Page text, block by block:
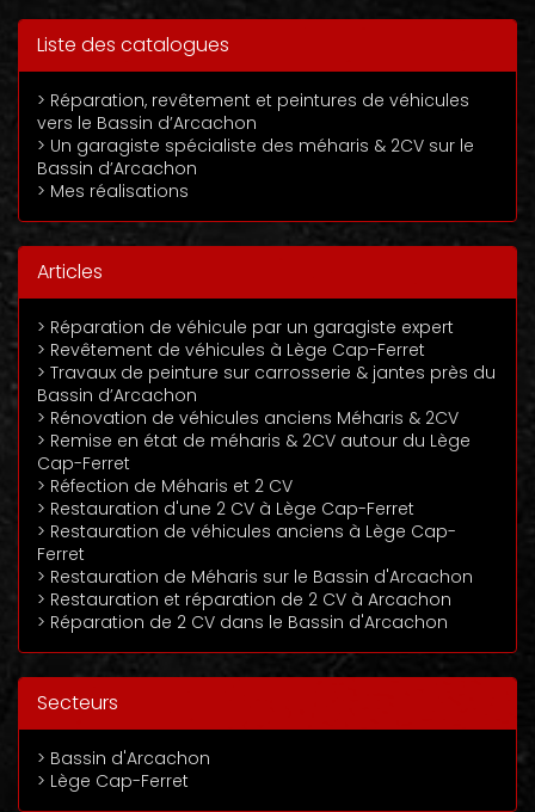
Liste des catalogues
> Réparation, revêtement et peintures de véhicules
vers le Bassin d’Arcachon
> Un garagiste spécialiste des méharis & 2CV sur le
Bassin d’Arcachon
> Mes réalisations
Articles
> Réparation de véhicule par un garagiste expert
> Revêtement de véhicules à Lège Cap-Ferret
> Travaux de peinture sur carrosserie & jantes près du
Bassin d’Arcachon
> Rénovation de véhicules anciens Méharis & 2CV
> Remise en état de méharis & 2CV autour du Lège
Cap-Ferret
> Réfection de Méharis et 2 CV
> Restauration d'une 2 CV à Lège Cap-Ferret
> Restauration de véhicules anciens à Lège Cap-
Ferret
> Restauration de Méharis sur le Bassin d'Arcachon
> Restauration et réparation de 2 CV à Arcachon
> Réparation de 2 CV dans le Bassin d'Arcachon
Secteurs
> Bassin d'Arcachon
> Lège Cap-Ferret